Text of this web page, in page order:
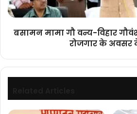
आश्रय
के
रोजगार
देगा
बसामन मामा गौ वन्य-विहार
रोजगार के अवसर